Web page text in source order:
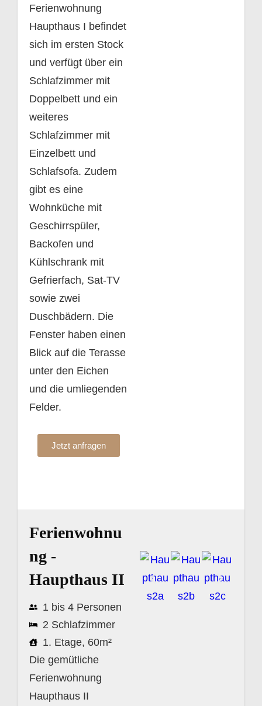
Ferienwohnung
Haupthaus I befindet
sich im ersten Stock
und verfügt über ein
Schlafzimmer mit
Doppelbett und ein
weiteres
Schlafzimmer mit
Einzelbett und
Schlafsofa. Zudem
gibt es eine
Wohnküche mit
Geschirrspüler,
Backofen und
Kühlschrank mit
Gefrierfach, Sat-TV
sowie zwei
Duschbädern. Die
Fenster haben einen
Blick auf die Terasse
unter den Eichen
und die umliegenden
Felder.
Jetzt anfragen
Ferienwohnu
ng -
Haupthaus II
1 bis 4 Personen
2 Schlafzimmer
1. Etage, 60m²
Die gemütliche
Ferienwohnung
Haupthaus II